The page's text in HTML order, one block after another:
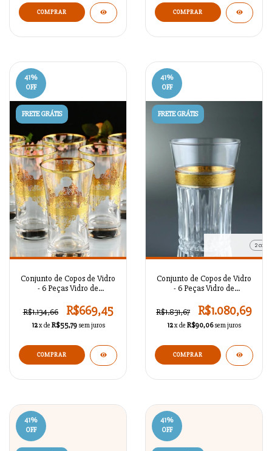
41%
OFF
FRETE GRÁTIS
Conjunto de Copos de Vidro
- 6 Peças Vidro de
BR56115
R$1.134,66 R$669,45
12x de R$55,79 sem juros
41%
OFF
FRETE GRÁTIS
2 cores
Conjunto de Copos de Vidro
- 6 Peças Vidro de
R$1.831,67
R$1.080,69
12x de R$90,06 sem juros
COMPRAR
41%
OFF
41%
OFF